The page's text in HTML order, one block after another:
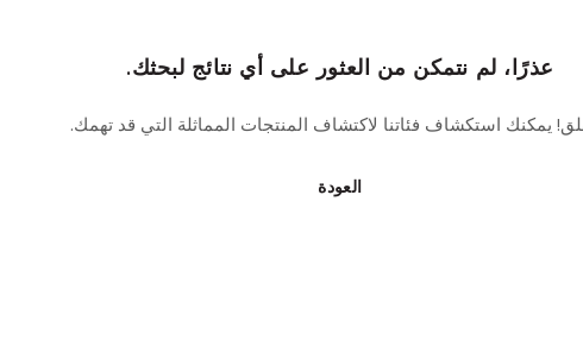
عذرًا، لم نتمكن من العثور على أي نتائج لبحثك.
يمكنك استكشاف فئاتنا لاكتشاف المنتجات المماثلة التي قد تهمك.
العودة